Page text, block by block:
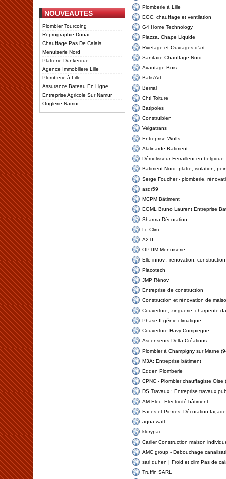
NOUVEAUTES
Plombier Tourcoing
Reprographie Douai
Chauffage Pas De Calais
Menuiserie Nord
Platrerie Dunkerque
Agence Immobiliere Lille
Plomberie à Lille
Assurance Bateau En Ligne
Entreprise Agricole Sur Namur
Onglerie Namur
Plomberie à Lille
EGC, chauffage et ventilation
G4 Home Technology
Piazza, Chape Liquide
Rivetage et Ouvrages d'art
Sanitaire Chauffage Nord
Avantage Bois
Batis'Art
Berrial
Chti Toiture
Batipoles
Construibien
Velgatrans
Entreprise Wolfs
Alalinarde Batiment
Démolisseur Ferrailleur en belgique
Batiment Nord: platre, isolation,
Serge Foucher - plomberie,
asdr59
MCPM Bâtiment
EGML Bruno Laurent Entreprise
Sharma Décoration
Lc Clim
A2TI
OPTIM Menuiserie
Elle innov : renovation,
Placotech
JMP Rénov
Entreprise de construction
Construction et rénovation de
Couverture, zinguerie, charpente
Phase II génie climatique
Couverture Havy Compiegne
Ascenseurs Delta Créations
Plombier à Champigny sur Marne
M3A: Entreprise bâtiment
Edden Plomberie
CPNC - Plombier chauffagiste Oise
DS Travaux : Entreprise travaux
AM Elec: Electricité bâtiment
Faces et Pierres: Décoration
aqua watt
klorypac
Carlier Construction maison
AMC group - Debouchage
sarl duhen | Froid et clim Pas de
Truffin SARL